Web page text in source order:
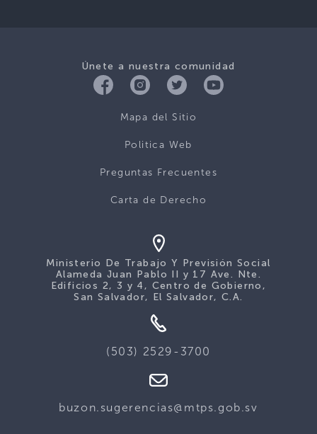
Únete a nuestra comunidad
Mapa del Sitio
Politica Web
Preguntas Frecuentes
Carta de Derecho
Ministerio De Trabajo Y Previsión Social
Alameda Juan Pablo II y 17 Ave. Nte.
Edificios 2, 3 y 4, Centro de Gobierno,
San Salvador, El Salvador, C.A.
(503) 2529-3700
buzon.sugerencias@mtps.gob.sv